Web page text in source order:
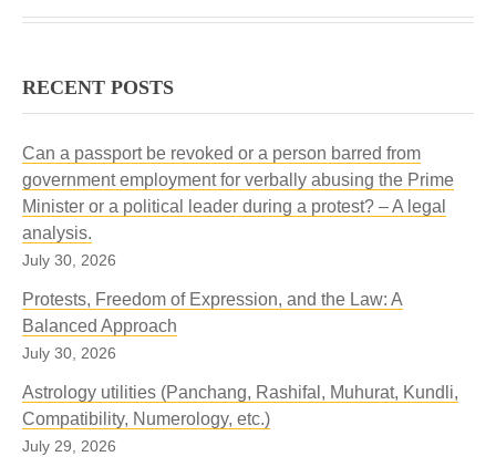
RECENT POSTS
Can a passport be revoked or a person barred from
government employment for verbally abusing the Prime
Minister or a political leader during a protest? – A legal
analysis.
July 30, 2026
Protests, Freedom of Expression, and the Law: A
Balanced Approach
July 30, 2026
Astrology utilities (Panchang, Rashifal, Muhurat, Kundli,
Compatibility, Numerology, etc.)
July 29, 2026